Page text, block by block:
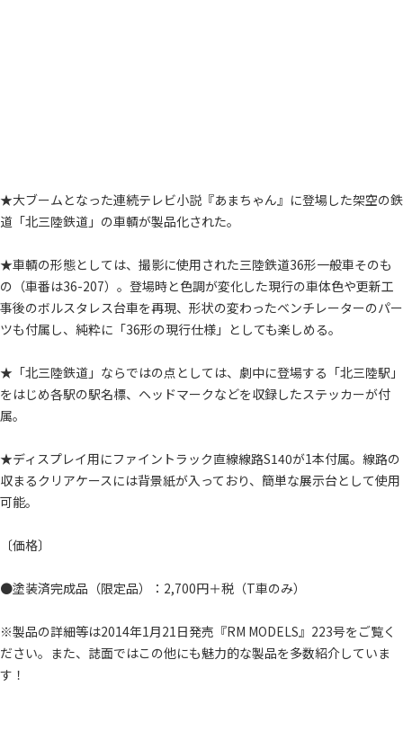
★大ブームとなった連続テレビ小説『あまちゃん』に登場した架空の鉄
道「北三陸鉄道」の車輌が製品化された。
★車輌の形態としては、撮影に使用された三陸鉄道36形一般車そのも
の（車番は36-207）。登場時と色調が変化した現行の車体色や更新工
事後のボルスタレス台車を再現、形状の変わったベンチレーターのパー
ツも付属し、純粋に「36形の現行仕様」としても楽しめる。
★「北三陸鉄道」ならではの点としては、劇中に登場する「北三陸駅」
をはじめ各駅の駅名標、ヘッドマークなどを収録したステッカーが付
属。
★ディスプレイ用にファイントラック直線線路S140が1本付属。線路の
収まるクリアケースには背景紙が入っており、簡単な展示台として使用
可能。
〔価格〕
●塗装済完成品（限定品）：2,700円＋税（T車のみ）
※製品の詳細等は2014年1月21日発売『RM MODELS』223号をご覧く
ださい。また、誌面ではこの他にも魅力的な製品を多数紹介していま
す！